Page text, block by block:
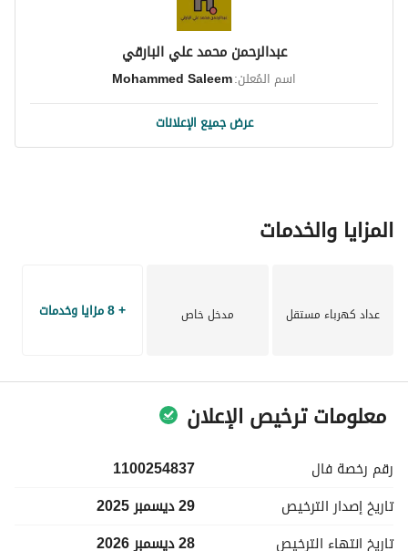
عبدالرحمن محمد علي البارقي
اسم المُعلن:Mohammed Saleem
عرض جميع الإعلانات
المزايا والخدمات
عداد كهرباء مستقل مدخل خاص + 8 مزايا وخدمات
معلومات ترخيص الإعلان
رقم رخصة فال
1100254837
تاريخ إصدار الترخيص
29 ديسمبر 2025
تاريخ انتهاء الترخيص 28 ديسمبر 2026